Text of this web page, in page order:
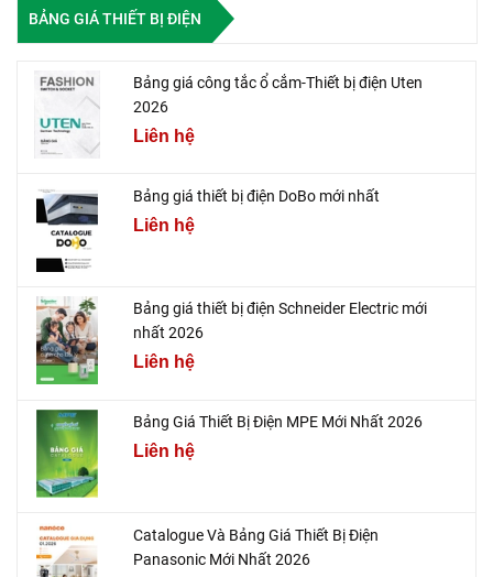
BẢNG GIÁ THIẾT BỊ ĐIỆN
Bảng giá công tắc ổ cắm-Thiết bị điện Uten
2026
Liên hệ
Bảng giá thiết bị điện DoBo mới nhất
Liên hệ
Bảng giá thiết bị điện Schneider Electric mới
nhất 2026
Liên hệ
Bảng Giá Thiết Bị Điện MPE Mới Nhất 2026
Liên hệ
Catalogue Và Bảng Giá Thiết Bị Điện
Panasonic Mới Nhất 2026